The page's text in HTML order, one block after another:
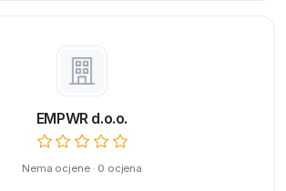
EMPWR d.o.o.
Nema ocjene · 0 ocjena